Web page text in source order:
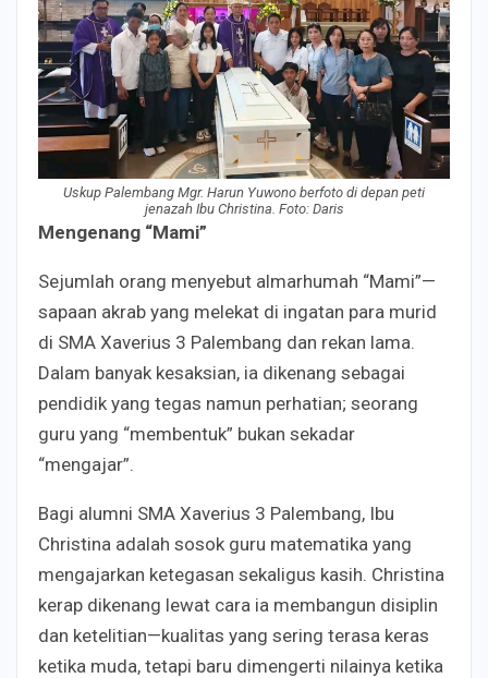
Uskup Palembang Mgr. Harun Yuwono berfoto di depan peti
jenazah Ibu Christina. Foto: Daris
Mengenang “Mami”
Sejumlah orang menyebut almarhumah “Mami”—
sapaan akrab yang melekat di ingatan para murid
di SMA Xaverius 3 Palembang dan rekan lama.
Dalam banyak kesaksian, ia dikenang sebagai
pendidik yang tegas namun perhatian; seorang
guru yang “membentuk” bukan sekadar
“mengajar”.
Bagi alumni SMA Xaverius 3 Palembang, Ibu
Christina adalah sosok guru matematika yang
mengajarkan ketegasan sekaligus kasih. Christina
kerap dikenang lewat cara ia membangun disiplin
dan ketelitian—kualitas yang sering terasa keras
ketika muda, tetapi baru dimengerti nilainya ketika